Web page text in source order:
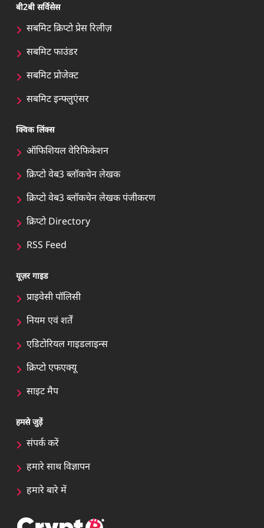
बी2बी सर्विसेस
सबमिट क्रिप्टो प्रेस रिलीज़
सबमिट फाउंडर
सबमिट प्रोजेक्ट
सबमिट इन्फ्लुएंसर
क्विक लिंक्स
ऑफिशियल वेरिफिकेशन
क्रिप्टो वेब3 ब्लॉकचेन लेखक
क्रिप्टो वेब3 ब्लॉकचेन लेखक पंजीकरण
क्रिप्टो Directory
RSS Feed
यूज़र गाइड
प्राइवेसी पॉलिसी
नियम एवं शर्तें
एडिटोरियल गाइडलाइन्स
क्रिप्टो एफएक्यू
साइट मैप
हमसे जुड़ें
संपर्क करें
हमारे साथ विज्ञापन
हमारे बारे में